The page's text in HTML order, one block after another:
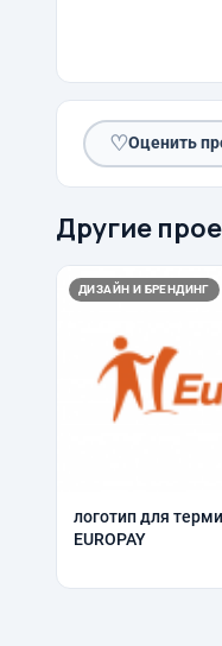
♡Оценить
Другие
ДИЗАЙН И БРЕНДИНГ
логотип для
EUROPAY